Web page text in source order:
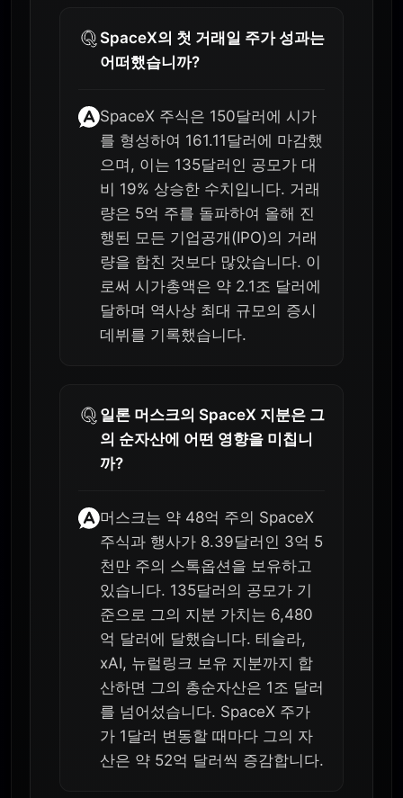
SpaceX의 첫 거래일 주가 성과는
어떠했습니까?
SpaceX 주식은 150달러에 시가
를 형성하여 161.11달러에 마감했
으며, 이는 135달러인 공모가 대
비 19% 상승한 수치입니다. 거래
량은 5억 주를 돌파하여 올해 진
행된 모든 기업공개(IPO)의 거래
량을 합친 것보다 많았습니다. 이
로써 시가총액은 약 2.1조 달러에
달하며 역사상 최대 규모의 증시
데뷔를 기록했습니다.
일론 머스크의 SpaceX 지분은 그
의 순자산에 어떤 영향을 미칩니
까?
머스크는 약 48억 주의 SpaceX
주식과 행사가 8.39달러인 3억 5
천만 주의 스톡옵션을 보유하고
있습니다. 135달러의 공모가 기
준으로 그의 지분 가치는 6,480
억 달러에 달했습니다. 테슬라,
xAI, 뉴럴링크 보유 지분까지 합
산하면 그의 총순자산은 1조 달러
를 넘어섰습니다. SpaceX 주가
가 1달러 변동할 때마다 그의 자
산은 약 52억 달러씩 증감합니다.